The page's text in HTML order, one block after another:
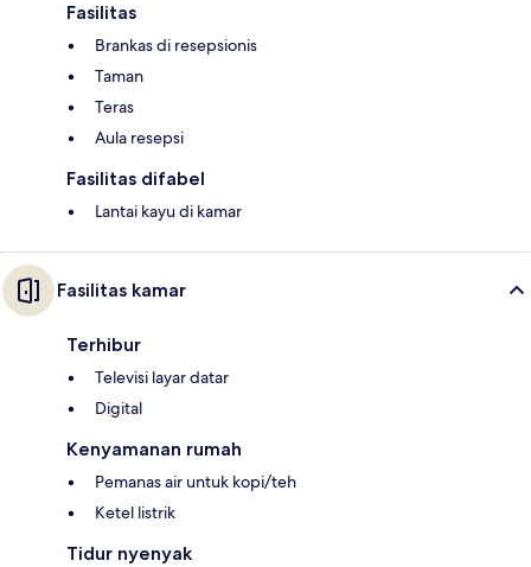
Fasilitas
Brankas di resepsionis
Taman
Teras
Aula resepsi
Fasilitas difabel
Lantai kayu di kamar
Fasilitas kamar
Terhibur
Televisi layar datar
Digital
Kenyamanan rumah
Pemanas air untuk kopi/teh
Ketel listrik
Tidur nyenyak